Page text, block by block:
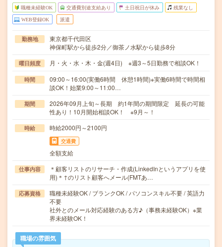
職種未経験OK 交通費別途支給あり 土日祝日が休み 残業なし
WEB登録OK 派遣
勤務地
東京都千代田区
神保町駅から徒歩2分／御茶ノ水駅から徒歩8分
曜日頻度 月・火・水・木・金(週4日) ※週3～5日勤務で相談OK！
時間
09:00～16:00(実働6時間 休憩1時間)※実働6時間で時間相
談OK！始業9:00～11:00…
期間
2026年09月上旬～長期 約1年間の期間限定 延長の可能
性あり！10月開始相談OK！ ※9月～！
時給 時給2000円～2100円
交通費
全額支給
仕事内容
＊顧客リストのリサーチ・作成(LinkedInというアプリを使
用)＊↑のリスト顧客へメール(FMTあ…
応募資格
職種未経験OK / ブランクOK / パソコンスキル不要 / 英語力
不要
社外とのメール対応経験のある方♪（事務未経験OK）※業
界未経験OK！
職場の雰囲気